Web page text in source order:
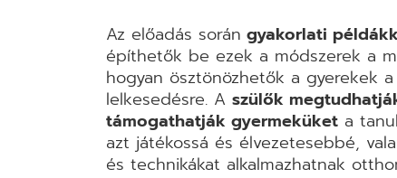
Az előadás során gyakorlati
építhetők be ezek a módszerek a
hogyan ösztönözhetők a gyerekek
lelkesedésre. A szülők
támogathatják gyermeküket a
azt játékossá és élvezetesebbé,
és technikákat alkalmazhatnak